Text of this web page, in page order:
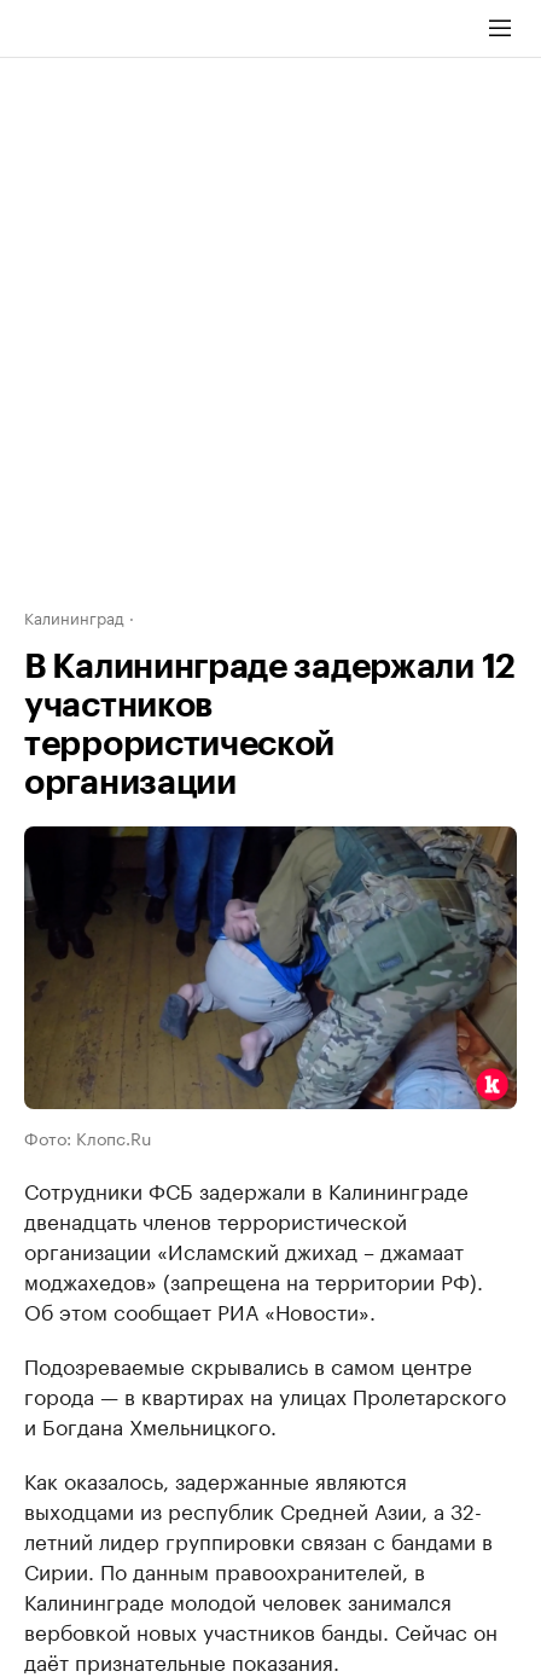
Калининград
В Калининграде задержали 12
участников
террористической
организации
Фото: Клопс.Ru
Сотрудники ФСБ задержали в Калининграде
двенадцать членов террористической
организации «Исламский джихад – джамаат
моджахедов» (запрещена на территории РФ).
Об этом сообщает РИА «Новости».
Подозреваемые скрывались в самом центре
города — в квартирах на улицах Пролетарского
и Богдана Хмельницкого.
Как оказалось, задержанные являются
выходцами из республик Средней Азии, а 32-
летний лидер группировки связан с бандами в
Сирии. По данным правоохранителей, в
Калининграде молодой человек занимался
вербовкой новых участников банды. Сейчас он
даёт признательные показания.